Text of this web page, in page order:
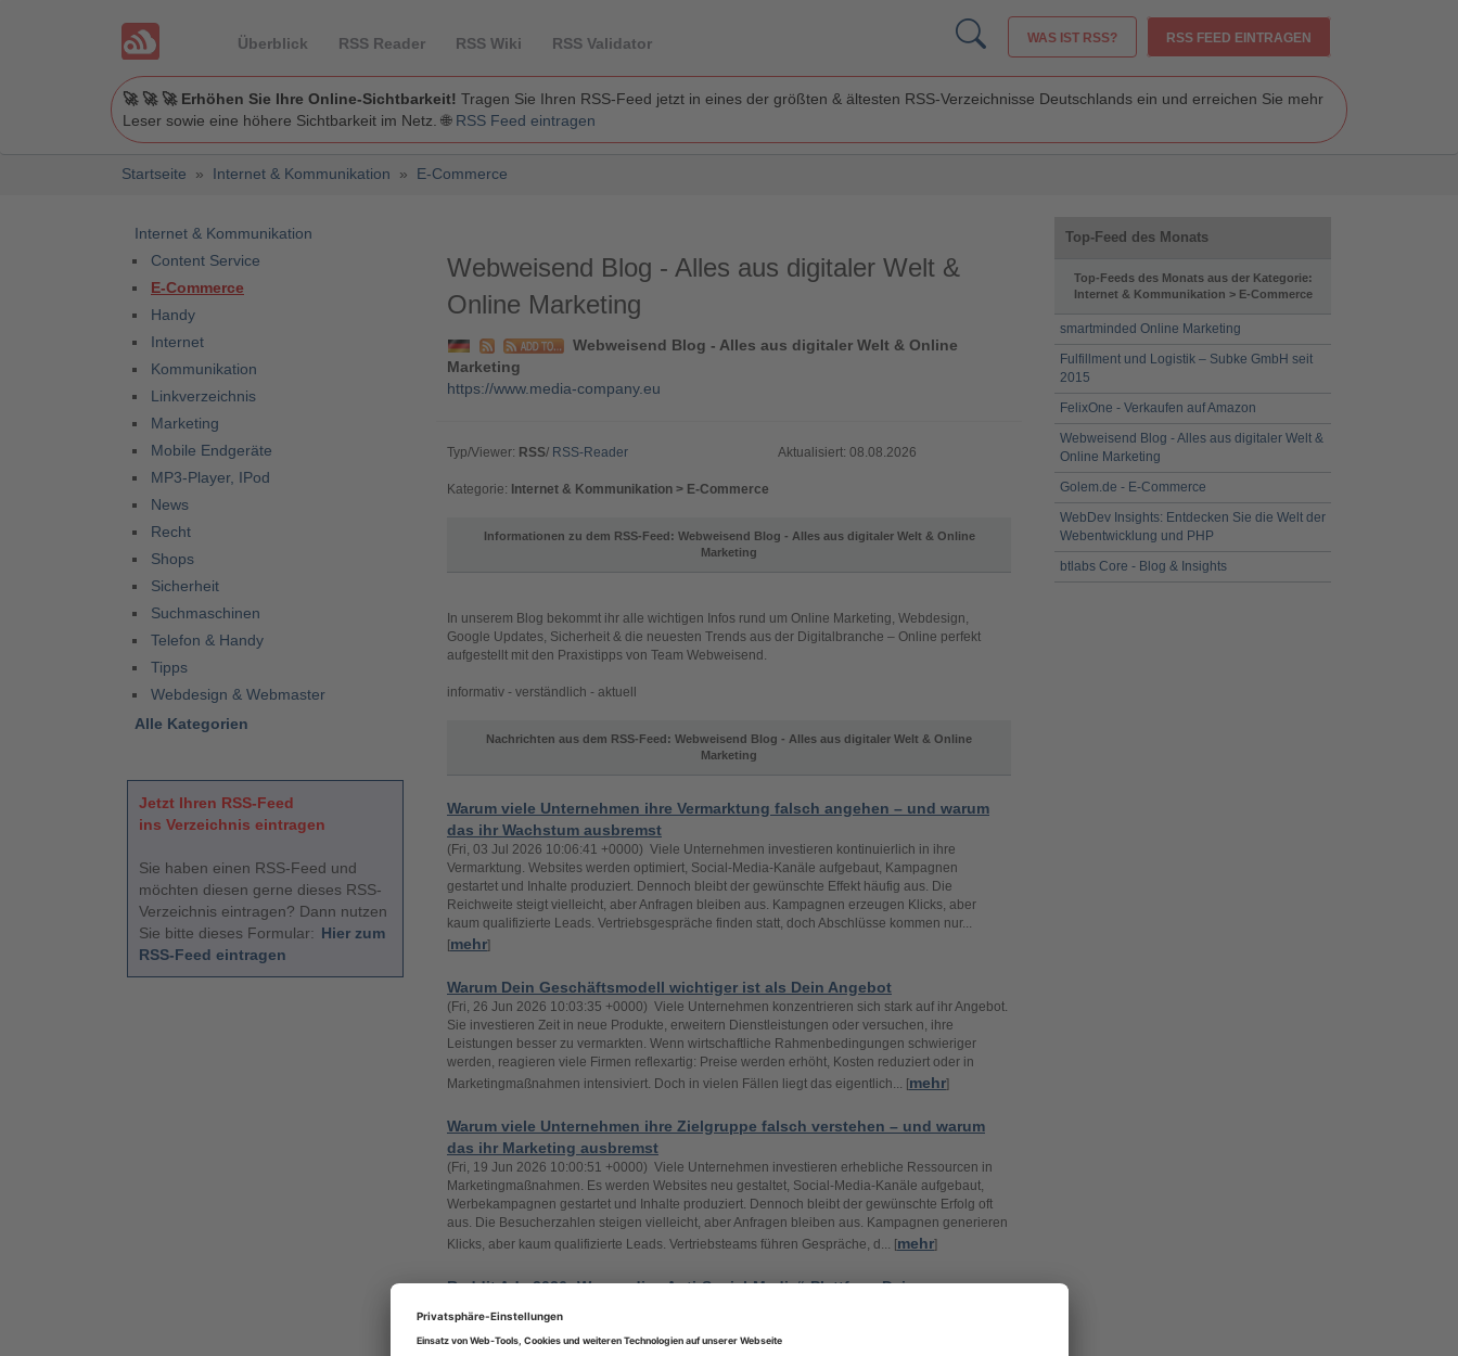
Überblick RSS Reader RSS Wiki RSS Validator WAS IST RSS? RSS FEED EINTRAGEN
🚀 🚀 🚀 Erhöhen Sie Ihre Online-Sichtbarkeit! Tragen Sie Ihren RSS-Feed jetzt in eines der größten & ältesten RSS-Verzeichnisse Deutschlands ein und erreichen Sie mehr
Leser sowie eine höhere Sichtbarkeit im Netz. 🌐 RSS Feed eintragen
Startseite » Internet & Kommunikation » E-Commerce
Internet & Kommunikation
Content Service
E-Commerce
Handy
Internet
Kommunikation
Linkverzeichnis
Marketing
Mobile Endgeräte
MP3-Player, IPod
News
Recht
Shops
Sicherheit
Suchmaschinen
Telefon & Handy
Tipps
Webdesign & Webmaster
Alle Kategorien
Jetzt Ihren RSS-Feed
ins Verzeichnis eintragen
Sie haben einen RSS-Feed und
möchten diesen gerne dieses RSS-
Verzeichnis eintragen? Dann nutzen
Sie bitte dieses Formular: Hier zum
RSS-Feed eintragen
Webweisend Blog - Alles aus digitaler Welt &
Online Marketing
Webweisend Blog - Alles aus digitaler Welt & Online
Marketing
https://www.media-company.eu
Typ/Viewer: RSS/ RSS-Reader Aktualisiert: 08.08.2026
Kategorie: Internet & Kommunikation > E-Commerce
Informationen zu dem RSS-Feed: Webweisend Blog - Alles aus digitaler Welt & Online
Marketing
In unserem Blog bekommt ihr alle wichtigen Infos rund um Online Marketing, Webdesign,
Google Updates, Sicherheit & die neuesten Trends aus der Digitalbranche – Online perfekt
aufgestellt mit den Praxistipps von Team Webweisend.
informativ - verständlich - aktuell
Nachrichten aus dem RSS-Feed: Webweisend Blog - Alles aus digitaler Welt & Online
Marketing
Warum viele Unternehmen ihre Vermarktung falsch angehen – und warum
das ihr Wachstum ausbremst
(Fri, 03 Jul 2026 10:06:41 +0000) Viele Unternehmen investieren kontinuierlich in ihre
Vermarktung. Websites werden optimiert, Social-Media-Kanäle aufgebaut, Kampagnen
gestartet und Inhalte produziert. Dennoch bleibt der gewünschte Effekt häufig aus. Die
Reichweite steigt vielleicht, aber Anfragen bleiben aus. Kampagnen erzeugen Klicks, aber
kaum qualifizierte Leads. Vertriebsgespräche finden statt, doch Abschlüsse kommen nur...
[mehr]
Warum Dein Geschäftsmodell wichtiger ist als Dein Angebot
(Fri, 26 Jun 2026 10:03:35 +0000) Viele Unternehmen konzentrieren sich stark auf ihr Angebot.
Sie investieren Zeit in neue Produkte, erweitern Dienstleistungen oder versuchen, ihre
Leistungen besser zu vermarkten. Wenn wirtschaftliche Rahmenbedingungen schwieriger
werden, reagieren viele Firmen reflexartig: Preise werden erhöht, Kosten reduziert oder in
Marketingmaßnahmen intensiviert. Doch in vielen Fällen liegt das eigentlich... [mehr]
Warum viele Unternehmen ihre Zielgruppe falsch verstehen – und warum
das ihr Marketing ausbremst
(Fri, 19 Jun 2026 10:00:51 +0000) Viele Unternehmen investieren erhebliche Ressourcen in
Marketingmaßnahmen. Es werden Websites neu gestaltet, Social-Media-Kanäle aufgebaut,
Werbekampagnen gestartet und Inhalte produziert. Dennoch bleibt der gewünschte Erfolg oft
aus. Die Besucherzahlen steigen vielleicht, aber Anfragen bleiben aus. Kampagnen generieren
Klicks, aber kaum qualifizierte Leads. Vertriebsteams führen Gespräche, d... [mehr]
Reddit Ads 2026: Warum die „Anti-Social-Media“-Plattform Dein
unterschätzter Marketing-Hebel ist
eine stabile Vormachtstellung der großen Netzwerke: Meta, Google und LinkedIn dominieren
Top-Feed des Monats
Top-Feeds des Monats aus der Kategorie:
Internet & Kommunikation > E-Commerce
smartminded Online Marketing
Fulfillment und Logistik – Subke GmbH seit
2015
FelixOne - Verkaufen auf Amazon
Webweisend Blog - Alles aus digitaler Welt &
Online Marketing
Golem.de - E-Commerce
WebDev Insights: Entdecken Sie die Welt der
Webentwicklung und PHP
btlabs Core - Blog & Insights